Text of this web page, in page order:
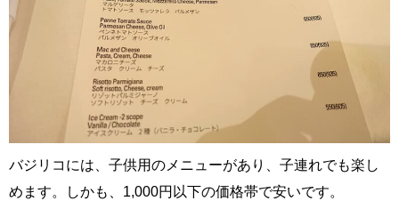
バジリコには、子供用のメニューがあり、子連れでも楽し
めます。しかも、1,000円以下の価格帯で安いです。